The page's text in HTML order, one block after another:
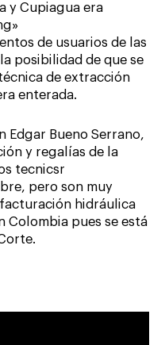
y Cupiagua era
de usuarios de las
posibilidad de que se
de extracción
enterada.
Edgar Bueno Serrano,
y regalías de la
tecnicsr
pero son muy
hidráulica
Colombia pues se está